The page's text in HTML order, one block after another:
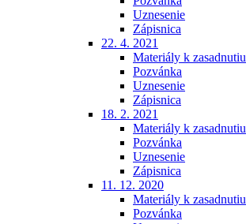
Uznesenie
Zápisnica
22. 4. 2021
Materiály k zasadnutiu
Pozvánka
Uznesenie
Zápisnica
18. 2. 2021
Materiály k zasadnutiu
Pozvánka
Uznesenie
Zápisnica
11. 12. 2020
Materiály k zasadnutiu
Pozvánka